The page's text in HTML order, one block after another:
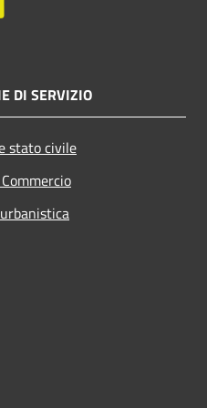
DI SERVIZIO
stato civile